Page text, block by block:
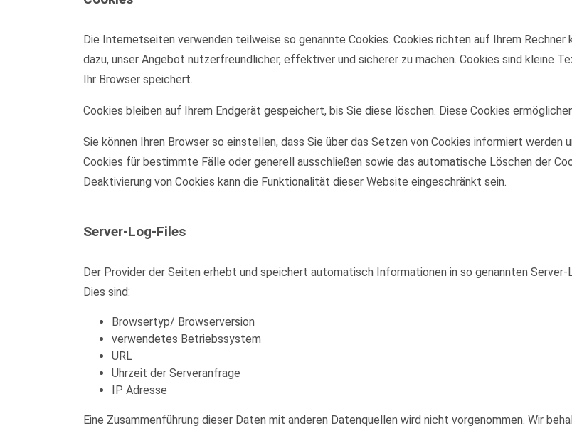
Die Internetseiten verwenden teilweise so genannte Cookies. Cookies richten auf Ihrem Rechner
dazu, unser Angebot nutzerfreundlicher, effektiver und sicherer zu machen. Cookies sind kleine
Ihr Browser speichert.
Cookies bleiben auf Ihrem Endgerät gespeichert, bis Sie diese löschen. Diese Cookies
Sie können Ihren Browser so einstellen, dass Sie über das Setzen von Cookies informiert werden
Cookies für bestimmte Fälle oder generell ausschließen sowie das automatische Löschen der
Deaktivierung von Cookies kann die Funktionalität dieser Website eingeschränkt sein.
Server-Log-Files
Der Provider der Seiten erhebt und speichert automatisch Informationen in so genannten
Dies sind:
Browsertyp/ Browserversion
verwendetes Betriebssystem
URL
Uhrzeit der Serveranfrage
IP Adresse
Eine Zusammenführung dieser Daten mit anderen Datenquellen wird nicht vorgenommen. Wir